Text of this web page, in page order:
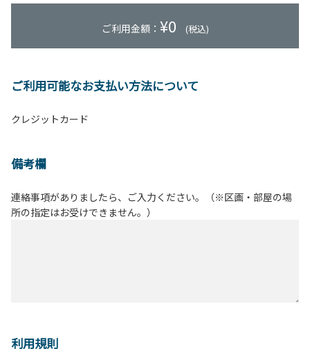
ご利用金額： ¥0 (税込)
ご利用可能なお支払い方法について
クレジットカード
備考欄
連絡事項がありましたら、ご入力ください。（※区画・部屋の場
所の指定はお受けできません。）
利用規則